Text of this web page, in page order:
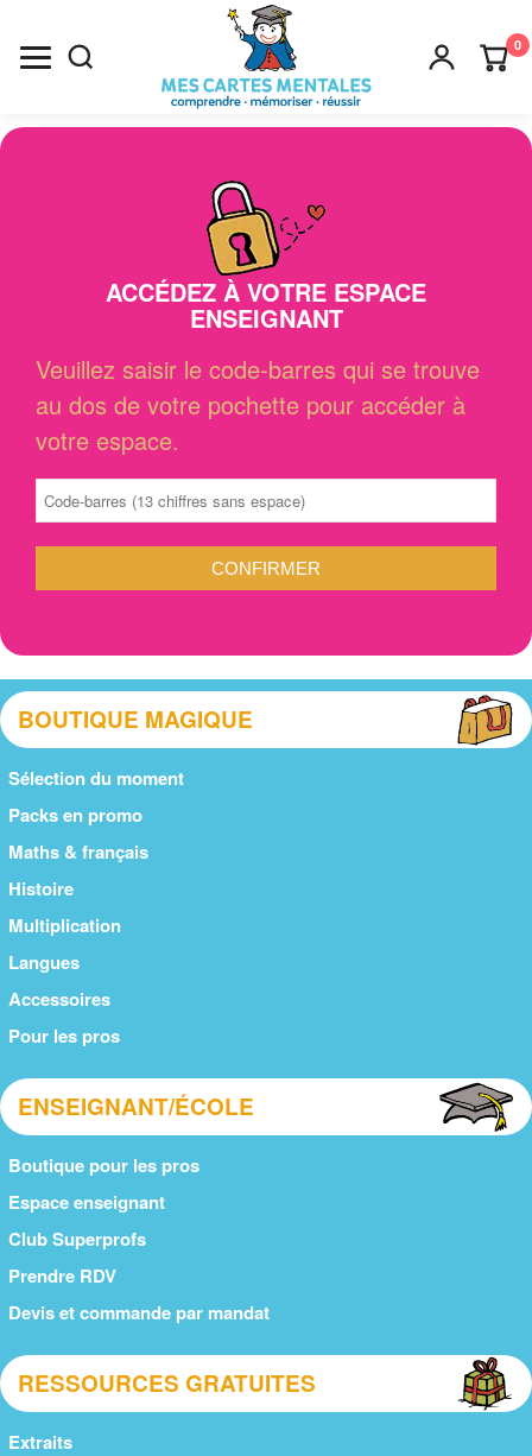
0
Recherche
ACCÉDEZ À VOTRE ESPACE
ENSEIGNANT
Veuillez saisir le code-barres qui se trouve
au dos de votre pochette pour accéder à
votre espace.
CONFIRMER
BOUTIQUE MAGIQUE
Sélection du moment
Packs en promo
Maths & français
Histoire
Multiplication
Langues
Accessoires
Pour les pros
ENSEIGNANT/ÉCOLE
Boutique pour les pros
Espace enseignant
Club Superprofs
Prendre RDV
Devis et commande par mandat
RESSOURCES GRATUITES
Extraits